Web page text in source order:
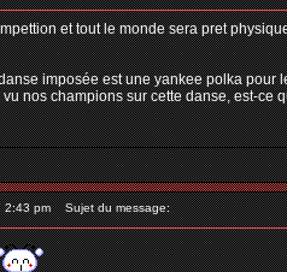
et tout le monde sera pret
imposée est une yankee polka pour
nos champions sur cette danse, est-ce
2:43 pm Sujet du message: